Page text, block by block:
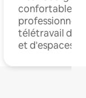
confortables
professionnels
télétravail
et d'espaces